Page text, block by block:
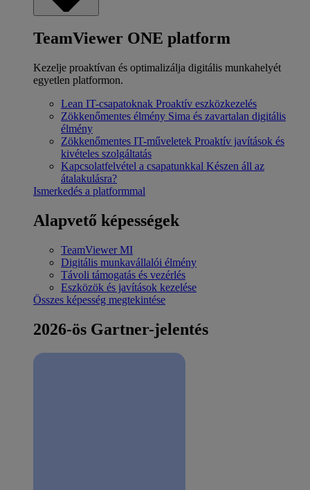
TeamViewer ONE platform
Kezelje proaktívan és optimalizálja digitális munkahelyét
egyetlen platformon.
Lean IT-csapatoknak Proaktív eszközkezelés
Zökkenőmentes élmény Sima és zavartalan digitális
élmény
Zökkenőmentes IT-műveletek Proaktív javítások és
kivételes szolgáltatás
Kapcsolatfelvétel a csapatunkkal Készen áll az
átalakulásra?
Ismerkedés a platformmal
Alapvető képességek
TeamViewer MI
Digitális munkavállalói élmény
Távoli támogatás és vezérlés
Eszközök és javítások kezelése
Összes képesség megtekintése
2026-ös Gartner-jelentés